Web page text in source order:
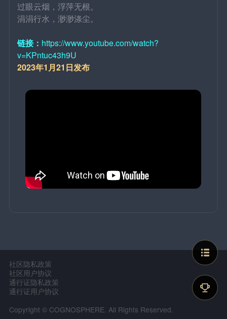
过眼云烟，浮萍无根。
涓涓行水，渺渺涤尘。
链接： https://www.youtube.com/watch?
v=KPntuc43h9U
2023年1月21日发布
社区隐私政策
社区用户协议
通行证隐私政策
通行证用户协议
Copyright © COGNOSPHERE. All Rights Reserved.